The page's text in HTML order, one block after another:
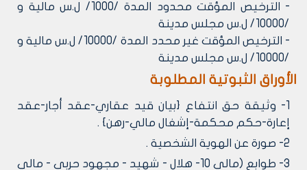
- الترخيص المؤقت محدود المدة /1000/ ل.س مالية و
/10000/ ل.س مجلس مدينة
- الترخيص المؤقت غير محدد المدة /10000/ ل.س مالية و
/10000/ ل.س مجلس مدينة
الأوراق الثبوتية المطلوبة
1- وثيقة حق انتفاع {بيان قيد عقاري-عقد أجار-عقد
إعارة-حكم محكمة-إشغال مالي-رهن} .
2- صورة عن الهوية الشخصية .
3- طوابع (مالي 10- هلال - شهيد - مجهود حربي - مالي